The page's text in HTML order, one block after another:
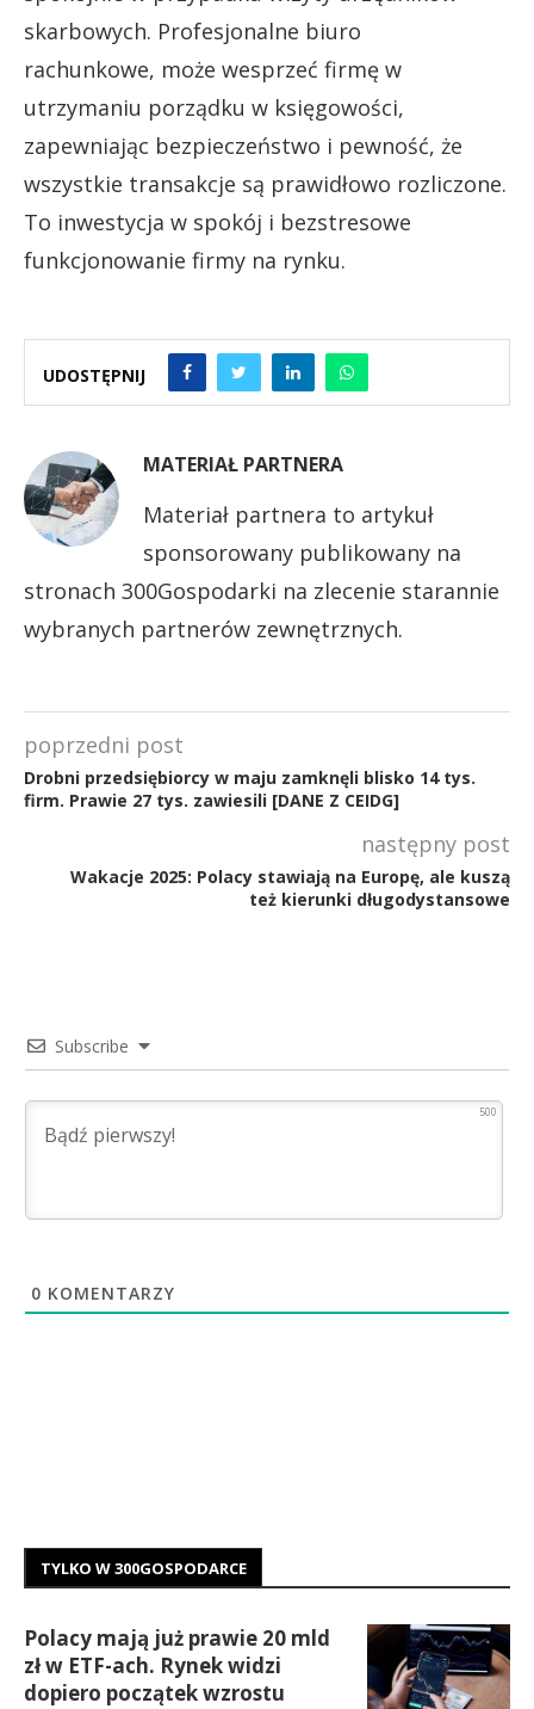
skarbowych. Profesjonalne biuro
rachunkowe, może wesprzeć firmę w
utrzymaniu porządku w księgowości,
zapewniając bezpieczeństwo i pewność, że
wszystkie transakcje są prawidłowo rozliczone.
To inwestycja w spokój i bezstresowe
funkcjonowanie firmy na rynku.
UDOSTĘPNIJ
MATERIAŁ PARTNERA
Materiał partnera to artykuł
sponsorowany publikowany na
stronach 300Gospodarki na zlecenie starannie
wybranych partnerów zewnętrznych.
poprzedni post
Drobni przedsiębiorcy w maju zamknęli blisko 14 tys.
firm. Prawie 27 tys. zawiesili [DANE Z CEIDG]
następny post
Wakacje 2025: Polacy stawiają na Europę, ale kuszą
też kierunki długodystansowe
Subscribe
500
0 KOMENTARZY
TYLKO W 300GOSPODARCE
Polacy mają już prawie 20 mld
zł w ETF-ach. Rynek widzi
dopiero początek wzrostu